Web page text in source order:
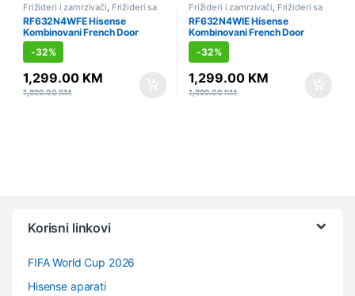
Frižideri i zamrzivači Frižideri sa
zamrzivačem,Hlađenje Side by
Side,Sniženo
RF632N4WFE Hisense
Kombinovani French Door
frižider, 485 l
-32%
1,299.00 KM
1,899.00KM
Frižideri i zamrzivači Frižideri sa
zamrzivačem,Hlađenje Side by
Side,Sniženo
RF632N4WIE Hisense
Kombinovani French Door
frižider, 485 l
-32%
1,299.00 KM
1,899.00KM
Korisni linkovi
FIFA World Cup 2026
Hisense aparati